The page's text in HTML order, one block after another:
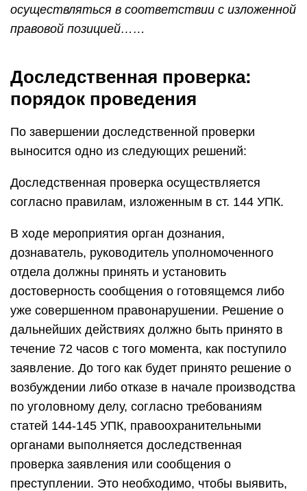
осуществляться в соответствии с изложенной
правовой позицией……
Доследственная проверка:
порядок проведения
По завершении доследственной проверки
выносится одно из следующих решений:
Доследственная проверка осуществляется
согласно правилам, изложенным в ст. 144 УПК.
В ходе мероприятия орган дознания,
дознаватель, руководитель уполномоченного
отдела должны принять и установить
достоверность сообщения о готовящемся либо
уже совершенном правонарушении. Решение о
дальнейших действиях должно быть принято в
течение 72 часов с того момента, как поступило
заявление. До того как будет принято решение о
возбуждении либо отказе в начале производства
по уголовному делу, согласно требованиям
статей 144-145 УПК, правоохранительными
органами выполняется доследственная
проверка заявления или сообщения о
преступлении. Это необходимо, чтобы выявить,